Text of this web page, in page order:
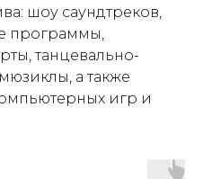
шоу саундтреков,
программы,
танцевально-
а также
игр и